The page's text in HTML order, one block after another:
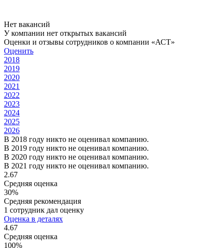
Нет вакансий
У компании нет открытых вакансий
Оценки и отзывы сотрудников о компании «АСТ»
Оценить
2018
2019
2020
2021
2022
2023
2024
2025
2026
В 2018 году никто не оценивал компанию.
В 2019 году никто не оценивал компанию.
В 2020 году никто не оценивал компанию.
В 2021 году никто не оценивал компанию.
2.67
Средняя оценка
30%
Средняя рекомендация
1 сотрудник дал оценку
Оценка в деталях
4.67
Средняя оценка
100%